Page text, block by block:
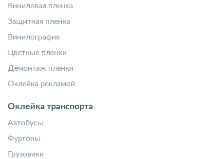
Виниловая пленка
Защитная пленка
Винилография
Цветные пленки
Демонтаж пленки
Оклейка рекламой
Оклейка транспорта
Автобусы
Фургоны
Грузовики